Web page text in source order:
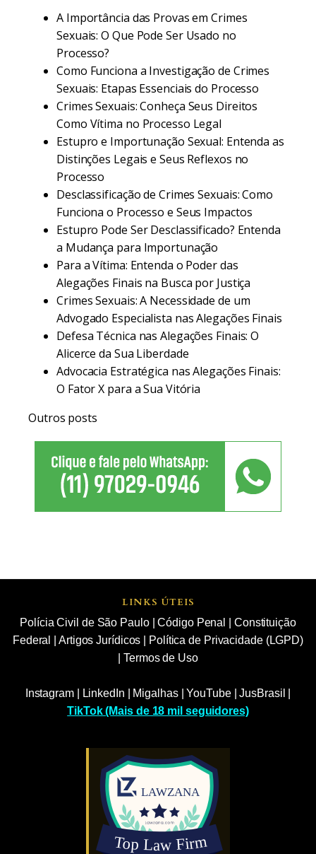
A Importância das Provas em Crimes
Sexuais: O Que Pode Ser Usado no
Processo?
Como Funciona a Investigação de Crimes
Sexuais: Etapas Essenciais do Processo
Crimes Sexuais: Conheça Seus Direitos
Como Vítima no Processo Legal
Estupro e Importunação Sexual: Entenda as
Distinções Legais e Seus Reflexos no
Processo
Desclassificação de Crimes Sexuais: Como
Funciona o Processo e Seus Impactos
Estupro Pode Ser Desclassificado? Entenda
a Mudança para Importunação
Para a Vítima: Entenda o Poder das
Alegações Finais na Busca por Justiça
Crimes Sexuais: A Necessidade de um
Advogado Especialista nas Alegações Finais
Defesa Técnica nas Alegações Finais: O
Alicerce da Sua Liberdade
Advocacia Estratégica nas Alegações Finais:
O Fator X para a Sua Vitória
Outros posts
LINKS ÚTEIS
Polícia Civil de São Paulo|Código Penal
Constituição
Federal
Artigos Jurídicos
Política de Privacidade (LGPD)
|Termos de Uso
Instagram| LinkedIn Migalhas|YouTube|JusBrasil
TikTok (Mais de 18 mil seguidores)